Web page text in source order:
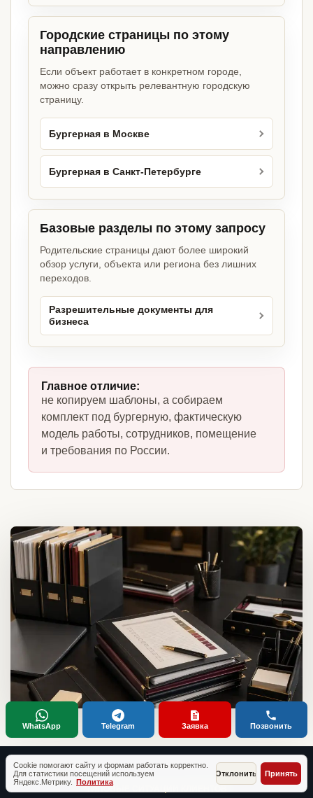
Городские страницы по этому
направлению
Если объект работает в конкретном городе,
можно сразу открыть релевантную городскую
страницу.
Бургерная в Москве
Бургерная в Санкт-Петербурге
Базовые разделы по этому запросу
Родительские страницы дают более широкий
обзор услуги, объекта или региона без лишних
переходов.
Разрешительные документы для
бизнеса
Главное отличие:
не копируем шаблоны, а собираем
комплект под бургерную, фактическую
модель работы, сотрудников, помещение
и требования по России.
ТИПОВЫЕ СИТУАЦИИ КЛИЕНТОВ
Cookie помогают сайту и формам работать корректно.
Для статистики посещений используем
Яндекс.Метрику. Политика
Отклонить Принять
WhatsApp Telegram Заявка Позвонить